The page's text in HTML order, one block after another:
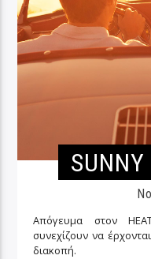
SUNNY
Απόγευμα στον ΗΕΑΤ
συνεχίζουν να
διακοπή.